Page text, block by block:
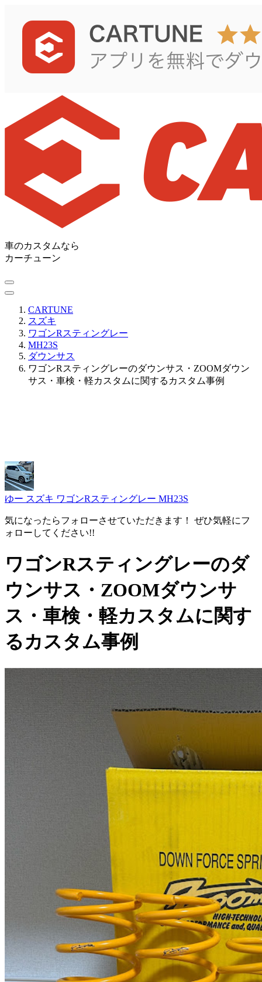
車のカスタムなら
カーチューン
CARTUNE
スズキ
ワゴンRスティングレー
MH23S
ダウンサス
ワゴンRスティングレーのダウンサス・ZOOMダウン
サス・車検・軽カスタムに関するカスタム事例
ゆー スズキ ワゴンRスティングレー MH23S
気になったらフォローさせていただきます！ ぜひ気軽にフ
ォローしてください!!
ワゴンRスティングレーのダ
ウンサス・ZOOMダウンサ
ス・車検・軽カスタムに関す
るカスタム事例